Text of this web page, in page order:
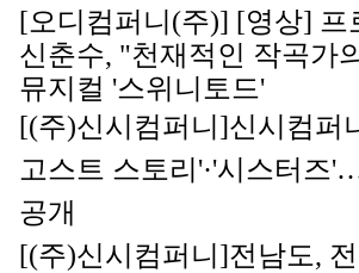
[오디컴퍼니(주)] [영상] 프
신춘수, "천재적인 작곡가
뮤지컬 '스위니토드'
[(주)신시컴퍼니]신시컴퍼
고스트 스토리'·'시스터즈
공개
[(주)신시컴퍼니 ]전남도,